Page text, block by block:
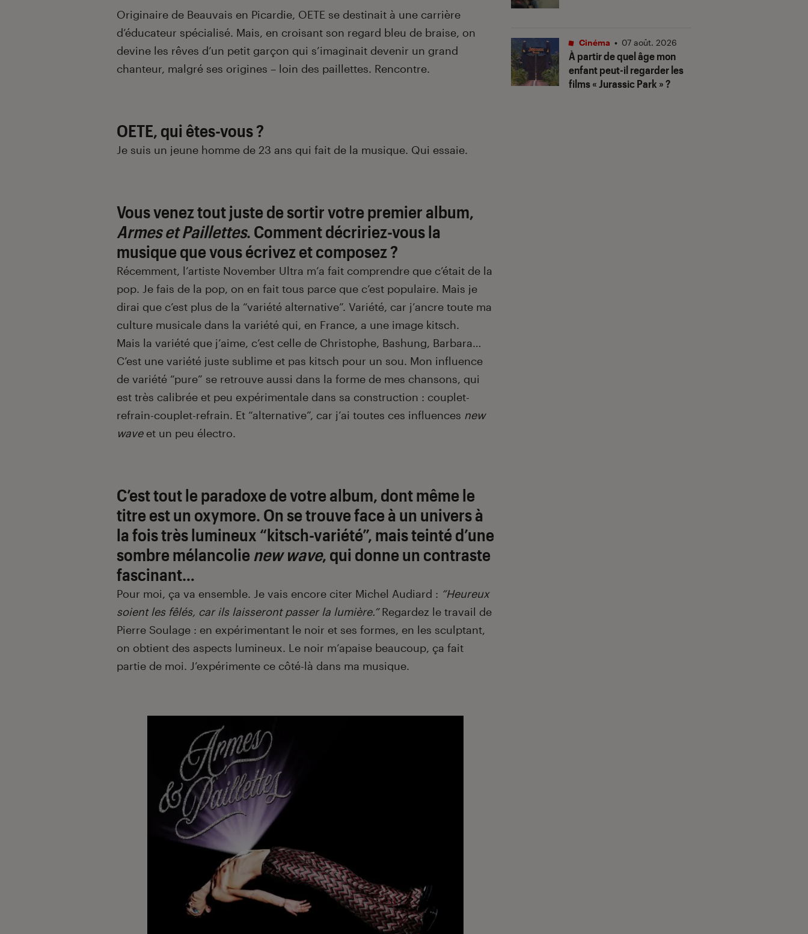
Introduction
Originaire de Beauvais en Picardie, OETE se destinait à une carrière
d’éducateur spécialisé. Mais, en croisant son regard bleu de braise, on
devine les rêves d’un petit garçon qui s’imaginait devenir un grand
chanteur, malgré ses origines – loin des paillettes. Rencontre.
OETE, qui êtes-vous ?
Je suis un jeune homme de 23 ans qui fait de la musique. Qui essaie.
Vous venez tout juste de sortir votre premier album,
Armes et Paillettes. Comment décririez-vous la
musique que vous écrivez et composez ?
Récemment, l’artiste November Ultra m’a fait comprendre que c’était de la
pop. Je fais de la pop, on en fait tous parce que c’est populaire. Mais je
dirai que c’est plus de la “variété alternative”. Variété, car j’ancre toute ma
culture musicale dans la variété qui, en France, a une image kitsch.
Mais la variété que j’aime, c’est celle de Christophe, Bashung, Barbara…
C’est une variété juste sublime et pas kitsch pour un sou. Mon influence
de variété “pure” se retrouve aussi dans la forme de mes chansons, qui
est très calibrée et peu expérimentale dans sa construction : couplet-
refrain-couplet-refrain. Et “alternative”, car j’ai toutes ces influences new
waveet un peu électro.
C’est tout le paradoxe de votre album, dont même le
titre est un oxymore. On se trouve face à un univers à
la fois très lumineux “kitsch-variété”, mais teinté d’une
sombre mélancolie new wave, qui donne un contraste
fascinant…
Pour moi, ça va ensemble. Je vais encore citer Michel Audiard : “Heureux
soient les fêlés, car ils laisseront passer la lumière.”Regardez le travail de
Pierre Soulage : en expérimentant le noir et ses formes, en les sculptant,
on obtient des aspects lumineux. Le noir m’apaise beaucoup, ça fait
partie de moi. J’expérimente ce côté-là dans ma musique.
À partir de quel âge mon
enfant peut-il regarder les
films « Jurassic Park » ?
Cinéma • 07 août. 2026